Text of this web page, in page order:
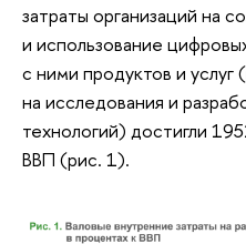
затраты организаций на
и использование
с ними продуктов и услуг
на исследования и
технологий) достигли
ВВП (рис. 1).